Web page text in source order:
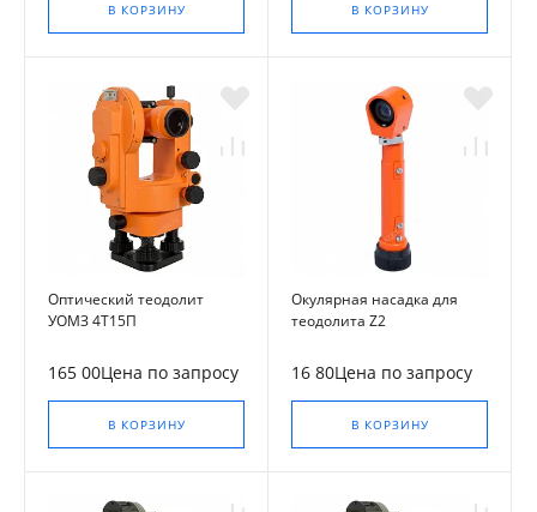
В КОРЗИНУ В КОРЗИНУ
Оптический теодолит
УОМЗ 4Т15П
165 00Цена по запросу
В КОРЗИНУ
Окулярная насадка для
теодолита Z2
16 80Цена по запросу
В КОРЗИНУ